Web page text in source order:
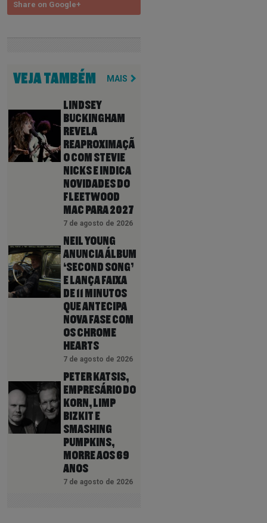
Share on Google+
VEJA TAMBÉM MAIS
LINDSEY
BUCKINGHAM
REVELA
REAPROXIMAÇÃ
O COM STEVIE
NICKS E INDICA
NOVIDADES DO
FLEETWOOD
MAC PARA 2027
7 de agosto de 2026
NEIL YOUNG
ANUNCIA ÁLBUM
‘SECOND SONG’
E LANÇA FAIXA
DE 11 MINUTOS
QUE ANTECIPA
NOVA FASE COM
OS CHROME
HEARTS
7 de agosto de 2026
PETER KATSIS,
EMPRESÁRIO DO
KORN, LIMP
BIZKIT E
SMASHING
PUMPKINS,
MORRE AOS 69
ANOS
7 de agosto de 2026